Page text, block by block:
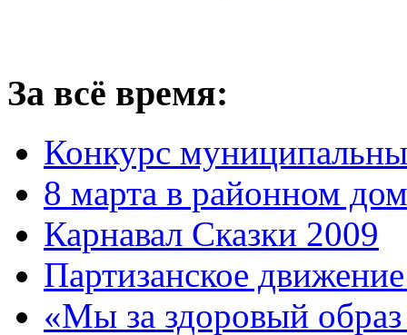
За всё время:
Конкурс
8 марта в районном
Карнавал Сказки 2009
Партизанское
«Мы за здоровый